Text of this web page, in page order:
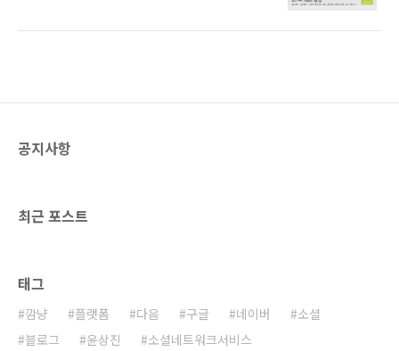
문에 구동하기가 편리하다. 그렇기 때문에 필요
사실 구글에 대한 의존도가 높아가고 기술적으
공지사항
최근 포스트
태그
깜냥 플랫폼 다음 구글 네이버
소셜
블로그
윤상진
소셜네트워크서비스